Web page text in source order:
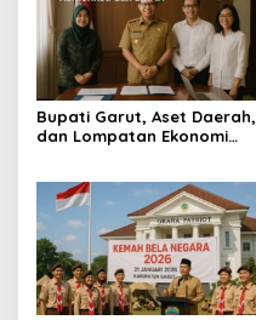
Bupati Garut, Aset Daerah,
dan Lompatan Ekonomi